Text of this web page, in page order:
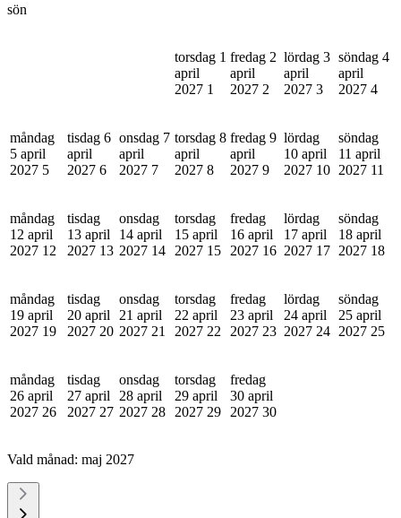
sön
torsdag 1
april
2027 1
fredag 2
april
2027 2
lördag 3
april
2027 3
söndag 4
april
2027 4
måndag
5 april
2027 5
tisdag 6
april
2027 6
onsdag 7
april
2027 7
torsdag 8
april
2027 8
fredag 9
april
2027 9
lördag
10 april
2027 10
söndag
11 april
2027 11
måndag
12 april
2027 12
tisdag
13 april
2027 13
onsdag
14 april
2027 14
torsdag
15 april
2027 15
fredag
16 april
2027 16
lördag
17 april
2027 17
söndag
18 april
2027 18
måndag
19 april
2027 19
tisdag
20 april
2027 20
onsdag
21 april
2027 21
torsdag
22 april
2027 22
fredag
23 april
2027 23
lördag
24 april
2027 24
söndag
25 april
2027 25
måndag
26 april
2027 26
tisdag
27 april
2027 27
onsdag
28 april
2027 28
torsdag
29 april
2027 29
fredag
30 april
2027 30
Vald månad: maj 2027